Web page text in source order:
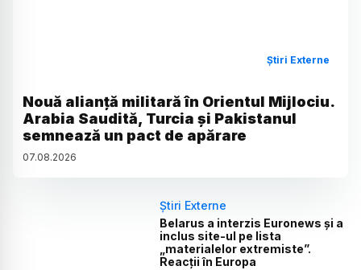
Știri Externe
Nouă alianță militară în Orientul Mijlociu.
Arabia Saudită, Turcia și Pakistanul
semnează un pact de apărare
07.08.2026
Știri Externe
Belarus a interzis Euronews și a
inclus site-ul pe lista
„materialelor extremiste”.
Reacții în Europa